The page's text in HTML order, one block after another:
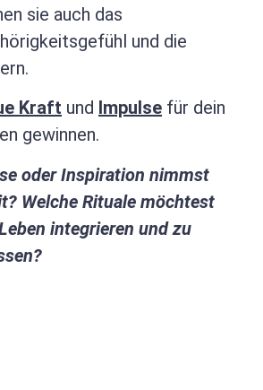
sie auch das
und die
Kraft und Impulse für dein
gewinnen.
oder Inspiration nimmst
Welche Rituale möchtest
integrieren und zu